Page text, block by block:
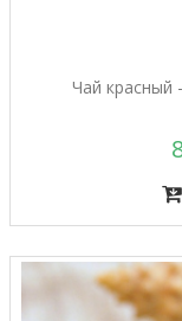
Чай красный